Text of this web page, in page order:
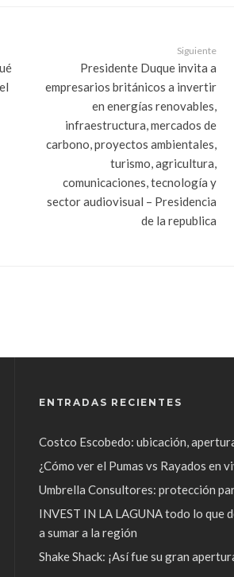
Siguiente
Presidente Duque invita a
empresarios británicos a invertir
en energías renovables,
infraestructura, mercados de
carbono, proyectos ambientales,
turismo, agricultura,
comunicaciones, tecnología y
sector audiovisual – Presidencia
de la republica
ENTRADAS RECIENTES
Costco Escobedo: ubicación,
¿Cómo ver el Pumas vs Rayados en
Umbrella Consultores: protección
INVEST IN LA LAGUNA todo lo que
a sumar a la región
Shake Shack: ¡Así fue su gran